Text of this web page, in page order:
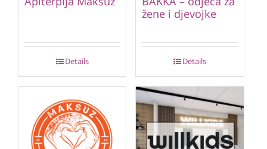
Details
žene i djevojke
Details